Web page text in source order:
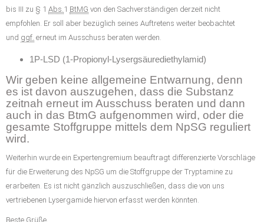
bis III zu § 1 Abs.1 BtMG von den Sachverständigen derzeit nicht
empfohlen. Er soll aber bezüglich seines Auftretens weiter beobachtet
und ggf. erneut im Ausschuss beraten werden.
1P-LSD (1-Propionyl-Lysergsäurediethylamid)
Wir geben keine allgemeine Entwarnung, denn
es ist davon auszugehen, dass die Substanz
zeitnah erneut im Ausschuss beraten und dann
auch in das BtmG aufgenommen wird, oder die
gesamte Stoffgruppe mittels dem NpSG reguliert
wird.
Weiterhin wurde ein Expertengremium beauftragt differenzierte Vorschläge
für die Erweiterung des NpSG um die Stoffgruppe der Tryptamine zu
erarbeiten. Es ist nicht gänzlich auszuschließen, dass die von uns
vertriebenen Lysergamide hiervon erfasst werden könnten.
Beste Grüße,